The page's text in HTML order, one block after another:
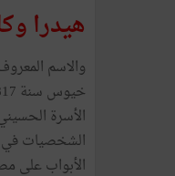
هيدرا
والاسم
الأسرة
الشخصيات في